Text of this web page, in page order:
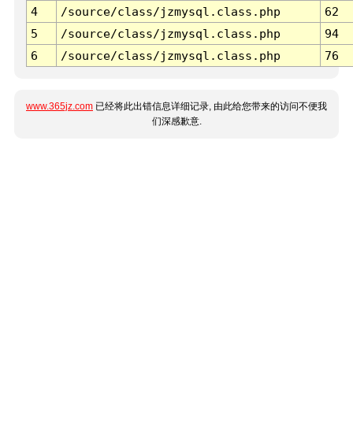
4
/source/class/jzmysql.class.php
62
5
/source/class/jzmysql.class.php
94
6
/source/class/jzmysql.class.php 76
www.365jz.com 已经将此出错信息详细记录, 由此给您带来的访问不便我
们深感歉意.